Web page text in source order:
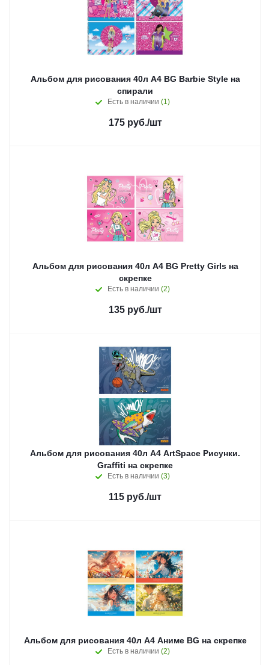
Альбом для рисования 40л А4 BG Barbie Style на
спирали
Есть в наличии (1)
175руб./шт
Альбом для рисования 40л А4 BG Pretty Girls на
скрепке
Есть в наличии (2)
135руб./шт
Альбом для рисования 40л А4 ArtSpace Рисунки.
Graffiti на скрепке
Есть в наличии (3)
115 руб./шт
Альбом для рисования 40л А4 Аниме BG на скрепке
Есть в наличии (2)